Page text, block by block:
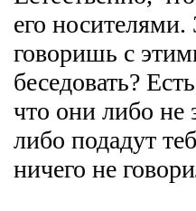
его носителями.
говоришь с
беседовать?
что они либо не
либо подадут
ничего не